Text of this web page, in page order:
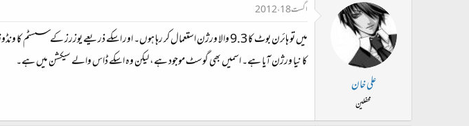
علی خان
محفلین
اگست 18، 2012
کا نیا ورژن آیا ہے۔ اسمیں بھی گوسٹ موجود ہے، لیکن وہ اسکے ڈاس والے سیکشن میں ہے۔